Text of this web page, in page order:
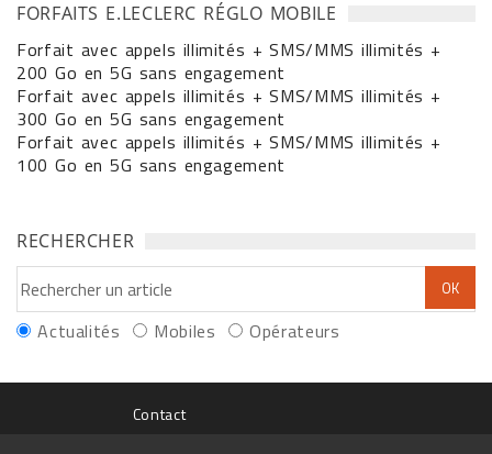
FORFAITS E.LECLERC RÉGLO MOBILE
Forfait avec appels illimités + SMS/MMS illimités +
200 Go en 5G sans engagement
Forfait avec appels illimités + SMS/MMS illimités +
300 Go en 5G sans engagement
Forfait avec appels illimités + SMS/MMS illimités +
100 Go en 5G sans engagement
RECHERCHER
Actualités Mobiles Opérateurs
Contact